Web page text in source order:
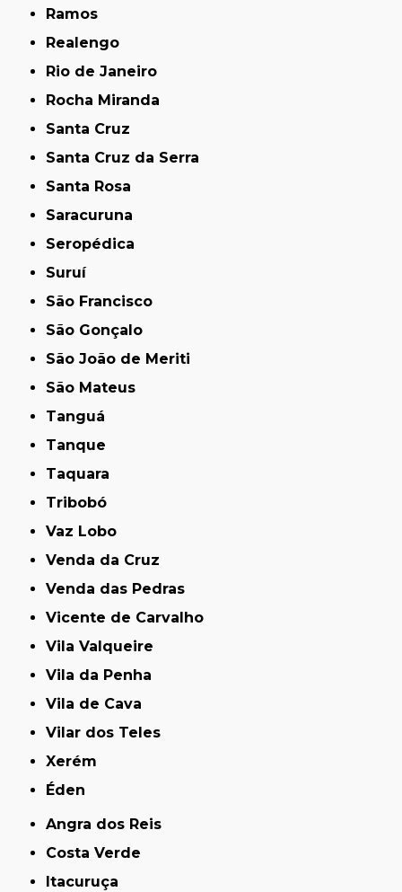
Ramos
Realengo
Rio de Janeiro
Rocha Miranda
Santa Cruz
Santa Cruz da Serra
Santa Rosa
Saracuruna
Seropédica
Suruí
São Francisco
São Gonçalo
São João de Meriti
São Mateus
Tanguá
Tanque
Taquara
Tribobó
Vaz Lobo
Venda da Cruz
Venda das Pedras
Vicente de Carvalho
Vila Valqueire
Vila da Penha
Vila de Cava
Vilar dos Teles
Xerém
Éden
Angra dos Reis
Costa Verde
Itacuruça